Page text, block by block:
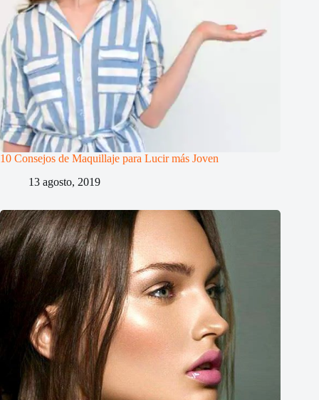
10 Consejos de Maquillaje para Lucir más Joven
13 agosto, 2019